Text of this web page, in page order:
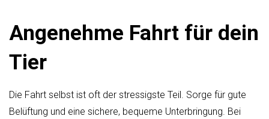
Angenehme Fahrt für dein
Tier
Die Fahrt selbst ist oft der stressigste Teil. Sorge für gute
Belüftung und eine sichere, bequeme Unterbringung. Bei